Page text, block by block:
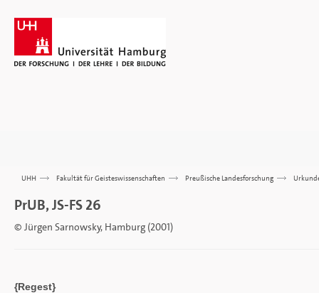
UHH >>> Fakultät für Geisteswissenschaften >>> Preußische Landesforschung >>>
PrUB, JS-FS 26
© Jürgen Sarnowsky, Hamburg (2001)
{Regest}